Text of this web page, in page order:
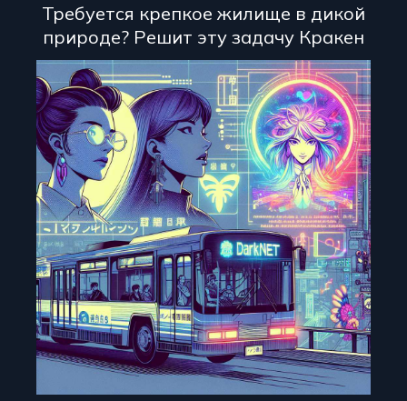
Требуется крепкое жилище в дикой
природе? Решит эту задачу Кракен